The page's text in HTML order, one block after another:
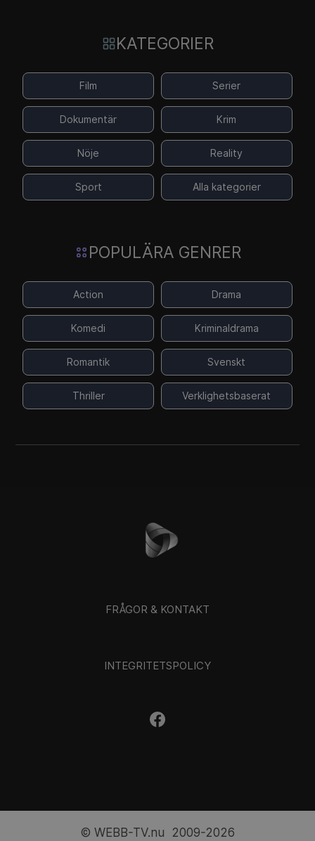
KATEGORIER
Film Serier
Dokumentär Krim
Nöje Reality
Sport Alla kategorier
POPULÄRA GENRER
Action Drama
Komedi Kriminaldrama
Romantik Svenskt
Thriller Verklighetsbaserat
FRÅGOR & KONTAKT
INTEGRITETSPOLICY
© WEBB-TV.nu 2009-2026